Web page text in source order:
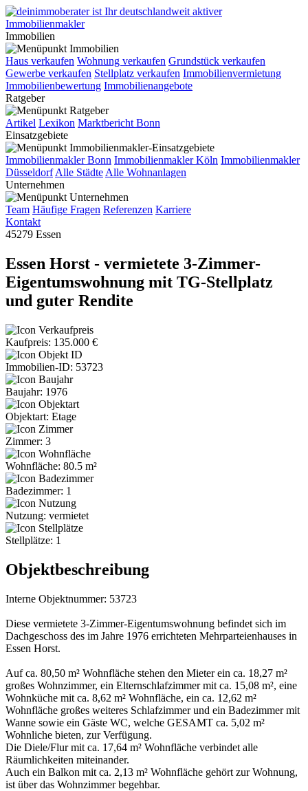
Immobilien
Haus verkaufen Wohnung verkaufen Grundstück verkaufen
Gewerbe verkaufen Stellplatz verkaufen Immobilienvermietung
Immobilienbewertung Immobilienangebote
Ratgeber
Artikel Lexikon Marktbericht Bonn
Einsatzgebiete
Immobilienmakler Bonn Immobilienmakler Köln Immobilienmakler
Düsseldorf Alle Städte Alle Wohnanlagen
Unternehmen
Team Häufige Fragen Referenzen Karriere
Kontakt
45279 Essen
Essen Horst - vermietete 3-Zimmer-
Eigentumswohnung mit TG-Stellplatz
und guter Rendite
Kaufpreis: 135.000 €
Immobilien-ID: 53723
Baujahr: 1976
Objektart: Etage
Zimmer: 3
Wohnfläche: 80.5 m²
Badezimmer: 1
Nutzung: vermietet
Stellplätze: 1
Objektbeschreibung
Interne Objektnummer: 53723
Diese vermietete 3-Zimmer-Eigentumswohnung befindet sich im
Dachgeschoss des im Jahre 1976 errichteten Mehrparteienhauses in
Essen Horst.
Auf ca. 80,50 m² Wohnfläche stehen den Mieter ein ca. 18,27 m²
großes Wohnzimmer, ein Elternschlafzimmer mit ca. 15,08 m², eine
Wohnküche mit ca. 8,62 m² Wohnfläche, ein ca. 12,62 m²
Wohnfläche großes weiteres Schlafzimmer und ein Badezimmer mit
Wanne sowie ein Gäste WC, welche GESAMT ca. 5,02 m²
Wohnliche bieten, zur Verfügung.
Die Diele/Flur mit ca. 17,64 m² Wohnfläche verbindet alle
Räumlichkeiten miteinander.
Auch ein Balkon mit ca. 2,13 m² Wohnfläche gehört zur Wohnung,
ist über das Wohnzimmer begehbar.